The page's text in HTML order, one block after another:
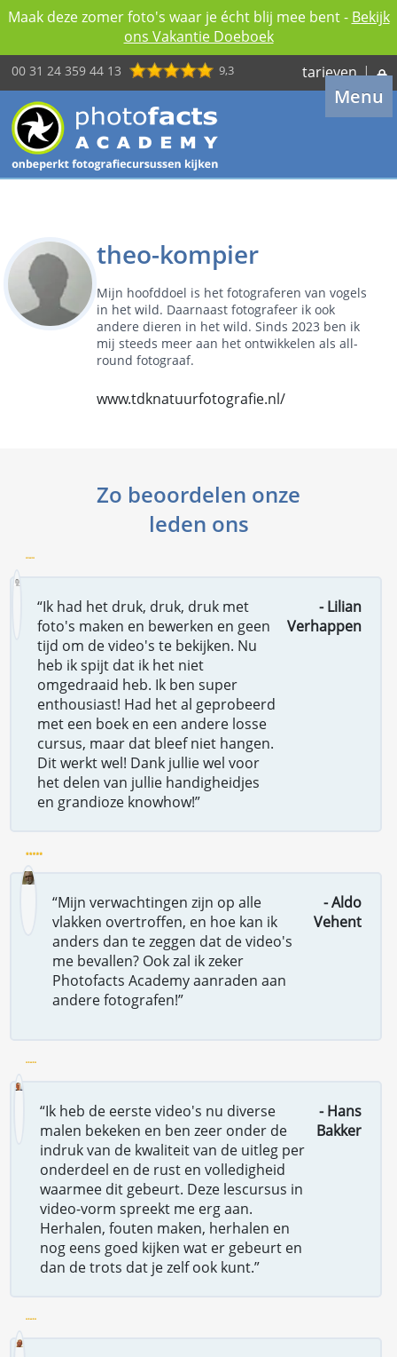
Maak deze zomer foto's waar je écht blij mee bent - Bekijk
ons Vakantie Doeboek
00 31 24 359 44 13 9,3 tarieven |
Menu
theo-kompier
Mijn hoofddoel is het fotograferen van vogels
in het wild. Daarnaast fotografeer ik ook
andere dieren in het wild. Sinds 2023 ben ik
mij steeds meer aan het ontwikkelen als all-
round fotograaf.
www.tdknatuurfotografie.nl/
Zo beoordelen onze
leden ons
“Ik had het druk, druk, druk met
foto's maken en bewerken en geen
tijd om de video's te bekijken. Nu
heb ik spijt dat ik het niet
omgedraaid heb. Ik ben super
enthousiast! Had het al geprobeerd
met een boek en een andere losse
cursus, maar dat bleef niet hangen.
Dit werkt wel! Dank jullie wel voor
het delen van jullie handigheidjes
en grandioze knowhow!”
- Lilian
Verhappen
“Mijn verwachtingen zijn op alle
vlakken overtroffen, en hoe kan ik
anders dan te zeggen dat de video's
me bevallen? Ook zal ik zeker
Photofacts Academy aanraden aan
andere fotografen!”
- Aldo
Vehent
“Ik heb de eerste video's nu diverse
malen bekeken en ben zeer onder de
indruk van de kwaliteit van de uitleg per
onderdeel en de rust en volledigheid
waarmee dit gebeurt. Deze lescursus in
video-vorm spreekt me erg aan.
Herhalen, fouten maken, herhalen en
nog eens goed kijken wat er gebeurt en
dan de trots dat je zelf ook kunt.”
- Hans
Bakker